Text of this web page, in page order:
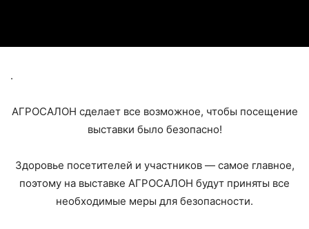
.
АГРОСАЛОН сделает все возможное, чтобы посещение
выставки было безопасно!
Здоровье посетителей и участников — самое главное,
поэтому на выставке АГРОСАЛОН будут приняты все
необходимые меры для безопасности.